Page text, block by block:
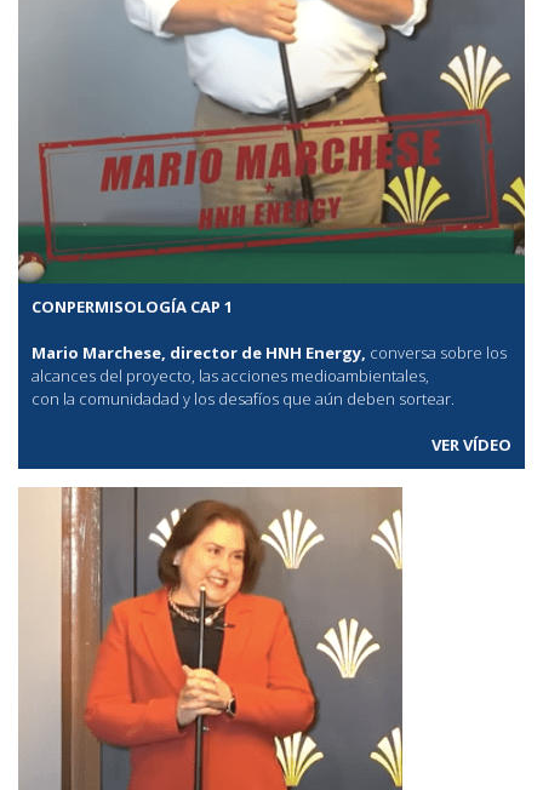
CONPERMISOLOGÍA CAP 1
Mario Marchese, director de HNH Energy, conversa sobre los
alcances del proyecto, las acciones medioambientales,
con la comunidadad y los desafíos que aún deben sortear.
VER VÍDEO